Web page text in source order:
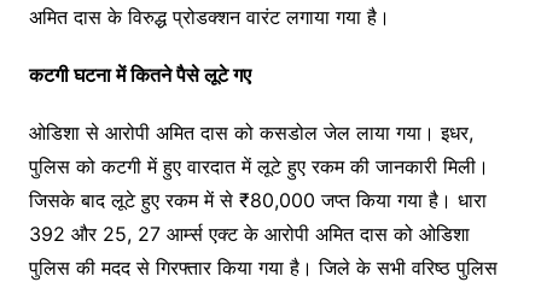
अमित दास के विरुद्ध प्रोडक्शन वारंट लगाया गया है।
कटगी घटना में कितने पैसे लूटे गए
ओडिशा से आरोपी अमित दास को कसडोल जेल लाया गया। इधर,
पुलिस को कटगी में हुए वारदात में लूटे हुए रकम की जानकारी मिली।
जिसके बाद लूटे हुए रकम में से ₹80,000 जप्त किया गया है। धारा
392 और 25, 27 आर्म्स एक्ट के आरोपी अमित दास को ओडिशा
पुलिस की मदद से गिरफ्तार किया गया है। जिले के सभी वरिष्ठ पुलिस